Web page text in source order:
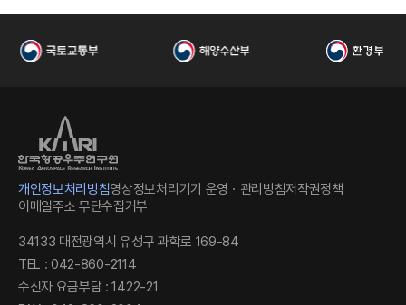
주
개인정보처리방침영상정보처리기기 운영ㆍ관리방침저작권정책
이메일주소 무단수집거부
34133 대전광역시 유성구 과학로 169-84
TEL : 042-860-2114
수신자 요금부담 : 1422-21